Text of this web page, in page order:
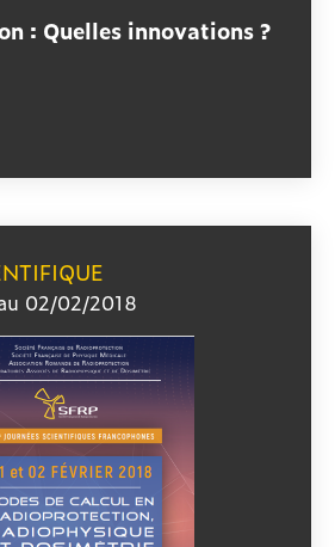
: Quelles innovations ?
02/02/2018